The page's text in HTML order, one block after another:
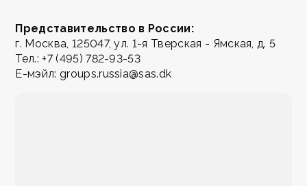
Представительство в России:
г. Москва, 125047, ул. 1-я Тверская - Ямская, д. 5
Тел.:+7 (495) 782-93-53
Е-мэйл: groups.russia@sas.dk